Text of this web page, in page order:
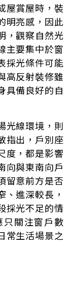
屋賞屋時，裝
明亮感，因此
，觀察自然光
主要集中於窗
採光條件可能
高反射裝修雖
具備良好的自
光線環境，則
指出，戶別座
度，都是影響
向與東南向戶
留意前方是否
、進深較長，
採光不足的情
關注窗戶數
常生活場景之